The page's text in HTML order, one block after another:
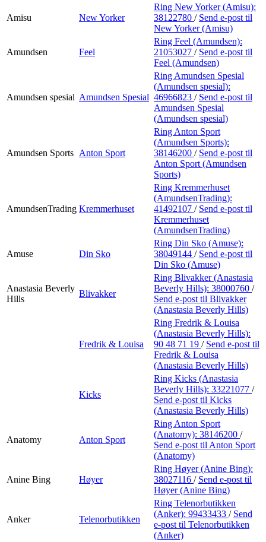
Amisu New Yorker
Ring New Yorker (Amisu):
38122780 / Send e-post til
New Yorker (Amisu)
Amundsen Feel
Ring Feel (Amundsen):
21053027 / Send e-post til
Feel (Amundsen)
Amundsen spesial Amundsen Spesial
Ring Amundsen Spesial
(Amundsen spesial):
46966823 / Send e-post til
Amundsen Spesial
(Amundsen spesial)
Amundsen Sports Anton Sport
Ring Anton Sport
(Amundsen Sports):
38146200 / Send e-post til
Anton Sport (Amundsen
Sports)
AmundsenTrading Kremmerhuset
Ring Kremmerhuset
(AmundsenTrading):
41492107 / Send e-post til
Kremmerhuset
(AmundsenTrading)
Amuse Din Sko
Ring Din Sko (Amuse):
38049144 / Send e-post til
Din Sko (Amuse)
Anastasia Beverly
Hills
Blivakker
Ring Blivakker (Anastasia
Beverly Hills): 38000760 /
Send e-post til Blivakker
(Anastasia Beverly Hills)
Fredrik & Louisa
Ring Fredrik & Louisa
(Anastasia Beverly Hills):
90 48 71 19 / Send e-post til
Fredrik & Louisa
(Anastasia Beverly Hills)
Kicks
Ring Kicks (Anastasia
Beverly Hills): 33221077 /
Send e-post til Kicks
(Anastasia Beverly Hills)
Anatomy Anton Sport
Ring Anton Sport
(Anatomy): 38146200 /
Send e-post til Anton Sport
(Anatomy)
Anine Bing Høyer
Ring Høyer (Anine Bing):
38027116 / Send e-post til
Høyer (Anine Bing)
Anker Telenorbutikken
Ring Telenorbutikken
(Anker): 99433433 / Send
e-post til Telenorbutikken
(Anker)